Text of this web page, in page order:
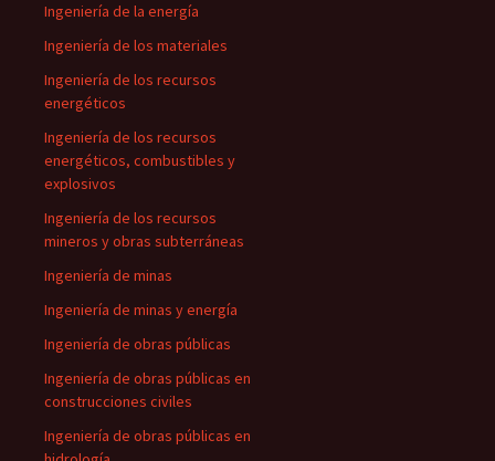
Ingeniería de la energía
Ingeniería de los materiales
Ingeniería de los recursos
energéticos
Ingeniería de los recursos
energéticos, combustibles y
explosivos
Ingeniería de los recursos
mineros y obras subterráneas
Ingeniería de minas
Ingeniería de minas y energía
Ingeniería de obras públicas
Ingeniería de obras públicas en
construcciones civiles
Ingeniería de obras públicas en